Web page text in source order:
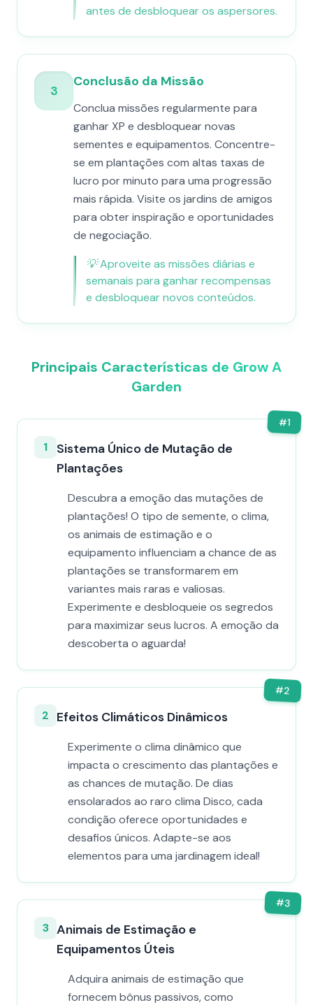
antes de desbloquear os aspersores.
3
Conclusão da Missão
Conclua missões regularmente para
ganhar XP e desbloquear novas
sementes e equipamentos. Concentre-
se em plantações com altas taxas de
lucro por minuto para uma progressão
mais rápida. Visite os jardins de amigos
para obter inspiração e oportunidades
de negociação.
💡Aproveite as missões diárias e
semanais para ganhar recompensas
e desbloquear novos conteúdos.
Principais Características de Grow A
Garden
#1
1
Sistema Único de Mutação de
Plantações
Descubra a emoção das mutações de
plantações! O tipo de semente, o clima,
os animais de estimação e o
equipamento influenciam a chance de as
plantações se transformarem em
variantes mais raras e valiosas.
Experimente e desbloqueie os segredos
para maximizar seus lucros. A emoção da
descoberta o aguarda!
#2
2 Efeitos Climáticos Dinâmicos
Experimente o clima dinâmico que
impacta o crescimento das plantações e
as chances de mutação. De dias
ensolarados ao raro clima Disco, cada
condição oferece oportunidades e
desafios únicos. Adapte-se aos
elementos para uma jardinagem ideal!
#3
3 Animais de Estimação e
Equipamentos Úteis
Adquira animais de estimação que
fornecem bônus passivos, como